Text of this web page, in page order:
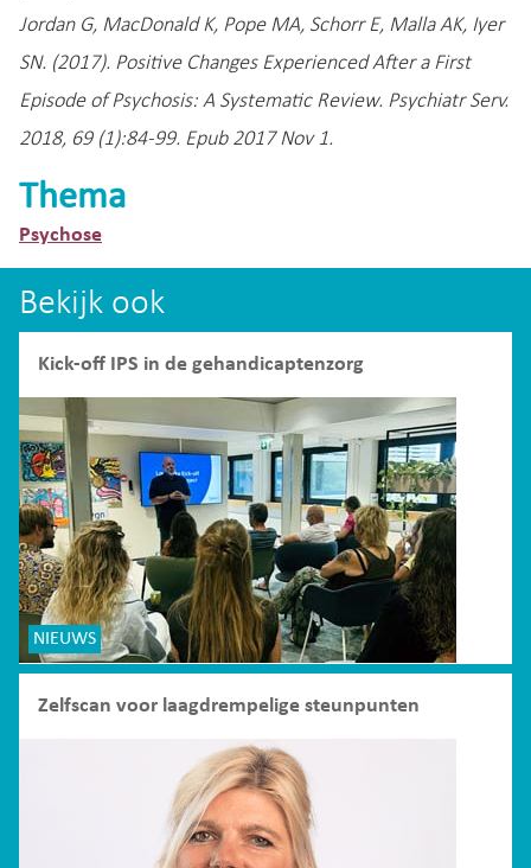
Jordan G, MacDonald K, Pope MA, Schorr E, Malla AK, Iyer
SN. (2017). Positive Changes Experienced After a First
Episode of Psychosis: A Systematic Review. Psychiatr Serv.
2018, 69 (1):84-99. Epub 2017 Nov 1.
Thema
Psychose
Bekijk ook
Kick-off IPS in de gehandicaptenzorg
NIEUWS
Zelfscan voor laagdrempelige steunpunten